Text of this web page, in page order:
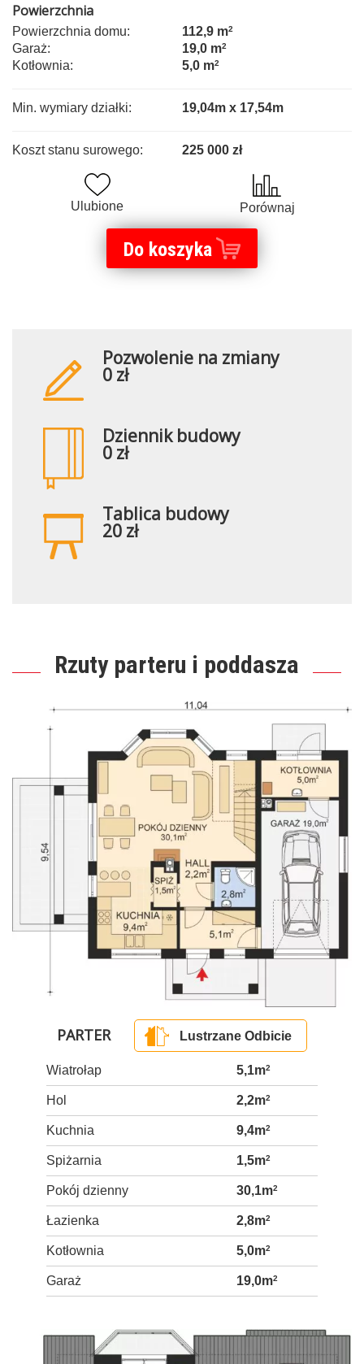
Powierzchnia
Powierzchnia domu: 112,9 m2
Garaż: 19,0 m2
Kotłownia: 5,0 m2
Min. wymiary działki: 19,04m x 17,54m
Koszt stanu surowego: 225 000 zł
Do koszyka
Ulubione Porównaj
Pozwolenie na zmiany
0 zł
Dziennik budowy
0 zł
Tablica budowy
20 zł
Rzuty parteru i poddasza
PARTER Lustrzane Odbicie
Wiatrołap 5,1m2
Hol 2,2m2
Kuchnia 9,4m2
Spiżarnia 1,5m2
Pokój dzienny 30,1m2
Łazienka 2,8m2
Kotłownia 5,0m2
Garaż 19,0m2